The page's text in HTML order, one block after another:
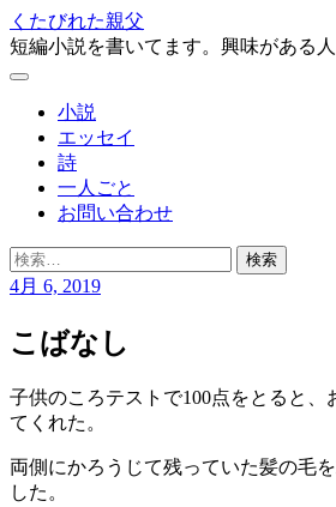
コ
ン
テ
プ
くたびれた親父
短編小説を書いてます。興味がある
メ
小説
エッセイ
詩
一人ごと
お問い合わせ
検
索:
4月 6, 2019
こばなし
子供のころテストで100点をとると、
てくれた。
両側にかろうじて残っていた髪の毛
した。